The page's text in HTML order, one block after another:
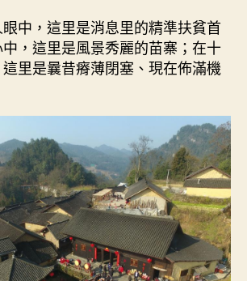
赴
“查
包
養
詩
與
遠
方”
_
中
國
網〉
中
中，這里是消息里的精準扶貧首
，這里是風景秀麗的苗寨；在十
里是曩昔瘠薄閉塞、現在佈滿機